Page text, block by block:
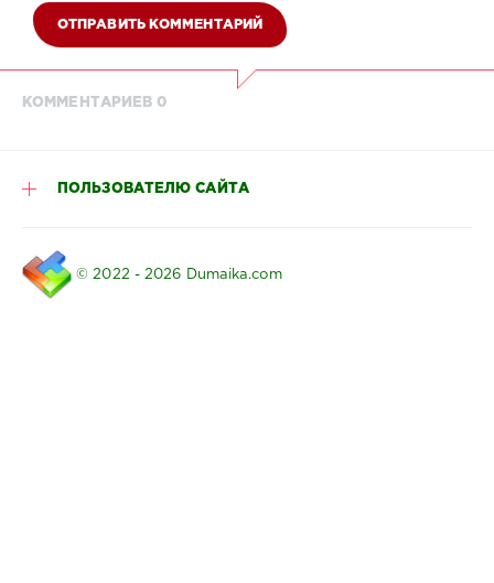
ОТПРАВИТЬ КОММЕНТАРИЙ
КОММЕНТАРИЕВ 0
ПОЛЬЗОВАТЕЛЮ САЙТА
© 2022 - 2026 Dumaika.com